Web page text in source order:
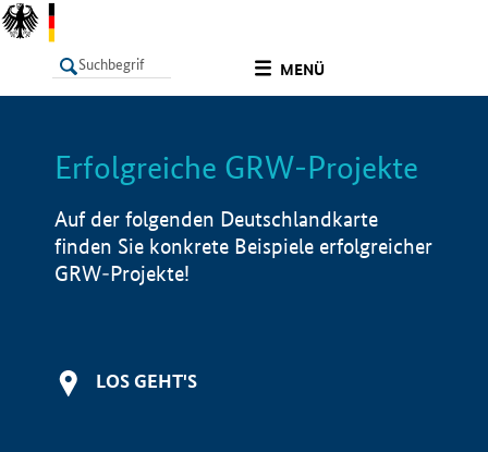
MENÜ
LISTE Info
Erfolgreiche GRW-Projekte
Auf der folgenden Deutschlandkarte
finden Sie konkrete Beispiele erfolgreicher
GRW-Projekte!
LOS GEHT'S